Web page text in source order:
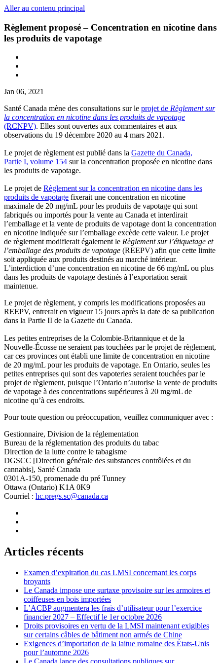
Aller au contenu principal
Règlement proposé – Concentration en nicotine dans
les produits de vapotage
Jan 06, 2021
Santé Canada mène des consultations sur le projet de Règlement sur
la concentration en nicotine dans les produits de vapotage
(RCNPV). Elles sont ouvertes aux commentaires et aux
observations du 19 décembre 2020 au 4 mars 2021.
Le projet de règlement est publié dans la Gazette du Canada,
Partie I, volume 154 sur la concentration proposée en nicotine dans
les produits de vapotage.
Le projet de Règlement sur la concentration en nicotine dans les
produits de vapotage fixerait une concentration en nicotine
maximale de 20 mg/mL pour les produits de vapotage qui sont
fabriqués ou importés pour la vente au Canada et interdirait
l’emballage et la vente de produits de vapotage dont la concentration
en nicotine indiquée sur l’emballage excède cette valeur. Le projet
de règlement modifierait également le Règlement sur l’étiquetage et
l’emballage des produits de vapotage (REEPV) afin que cette limite
soit appliquée aux produits destinés au marché intérieur.
L’interdiction d’une concentration en nicotine de 66 mg/mL ou plus
dans les produits de vapotage destinés à l’exportation serait
maintenue.
Le projet de règlement, y compris les modifications proposées au
REEPV, entrerait en vigueur 15 jours après la date de sa publication
dans la Partie II de la Gazette du Canada.
Les petites entreprises de la Colombie-Britannique et de la
Nouvelle-Écosse ne seraient pas touchées par le projet de règlement,
car ces provinces ont établi une limite de concentration en nicotine
de 20 mg/mL pour les produits de vapotage. En Ontario, seules les
petites entreprises qui sont des vapoteries seraient touchées par le
projet de règlement, puisque l’Ontario n’autorise la vente de produits
de vapotage à des concentrations supérieures à 20 mg/mL de
nicotine qu’à ces endroits.
Pour toute question ou préoccupation, veuillez communiquer avec :
Gestionnaire, Division de la réglementation
Bureau de la réglementation des produits du tabac
Direction de la lutte contre le tabagisme
DGSCC [Direction générale des substances contrôlées et du
cannabis], Santé Canada
0301A-150, promenade du pré Tunney
Ottawa (Ontario) K1A 0K9
Courriel : hc.pregs.sc@canada.ca
Articles récents
Examen d’expiration du cas LMSI concernant les corps
broyants
Le Canada impose une surtaxe provisoire sur les armoires et
coiffeuses en bois importées
L’ACBP augmentera les frais d’utilisateur pour l’exercice
financier 2027 – Effectif le 1er octobre 2026
Droits provisoires en vertu de la LMSI maintenant exigibles
sur certains câbles de bâtiment non armés de Chine
Exigences d’importation de la laitue romaine des États-Unis
pour l’automne 2026